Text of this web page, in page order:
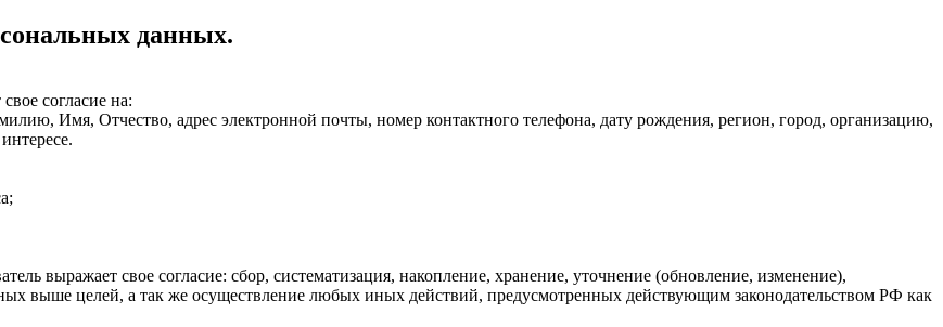
данных.
согласие на:
Имя, Отчество, адрес электронной почты, номер контактного телефона, дату рождения, регион, город, организацию,
выражает свое согласие: сбор, систематизация, накопление, хранение, уточнение (обновление, изменение),
выше целей, а так же осуществление любых иных действий, предусмотренных действующим законодательством РФ как